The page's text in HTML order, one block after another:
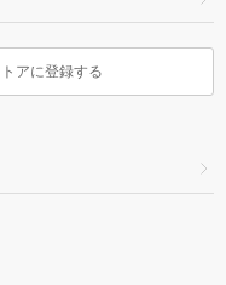
アに登録する